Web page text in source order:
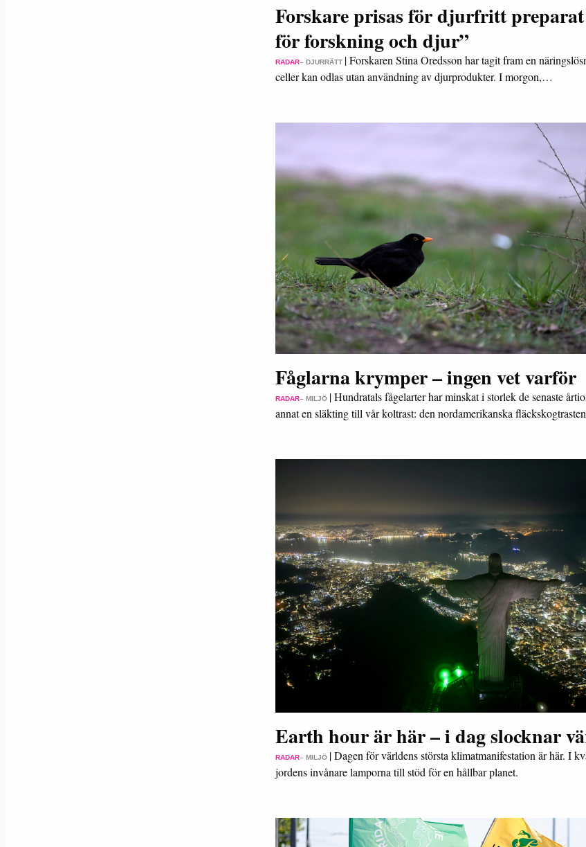
Forskare prisas för djurfritt
för forskning och djur”
RADAR– DJURRÄTT |Forskaren Stina Oredsson har tagit fram en
celler kan odlas utan användning av djurprodukter. I morgon,…
Fåglarna krymper – ingen vet varför
RADAR– MILJÖ |Hundratals fågelarter har minskat i storlek de senaste
annat en släkting till vår koltrast: den nordamerikanska
Earth hour är här – i dag slocknar
RADAR– MILJÖ |Dagen för världens största klimatmanifestation är här. I
jordens invånare lamporna till stöd för en hållbar planet.